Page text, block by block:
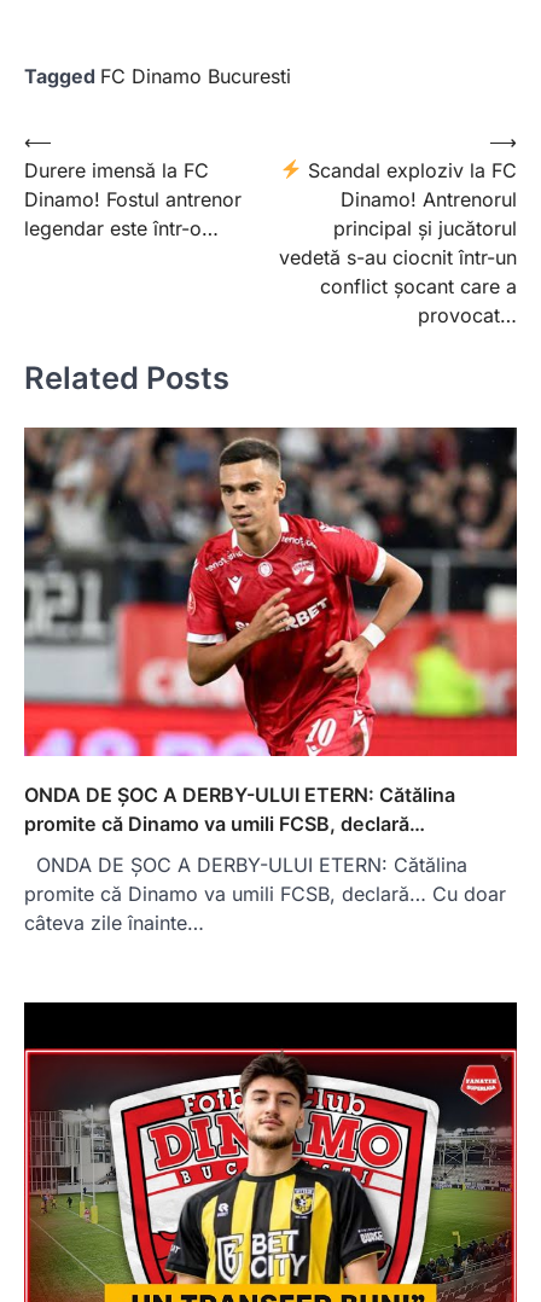
Tagged FC Dinamo Bucuresti
Post
navigation
⟵
Durere imensă la FC
Dinamo! Fostul antrenor
legendar este într-o…
Scandal exploziv la FC
Dinamo! Antrenorul
principal și jucătorul
vedetă s-au ciocnit într-un
conflict șocant care a
provocat…
⟶
Related Posts
ONDA DE ȘOC A DERBY-ULUI ETERN: Cătălina
promite că Dinamo va umili FCSB, declară…
ONDA DE ȘOC A DERBY-ULUI ETERN: Cătălina
promite că Dinamo va umili FCSB, declară… Cu doar
câteva zile înainte…